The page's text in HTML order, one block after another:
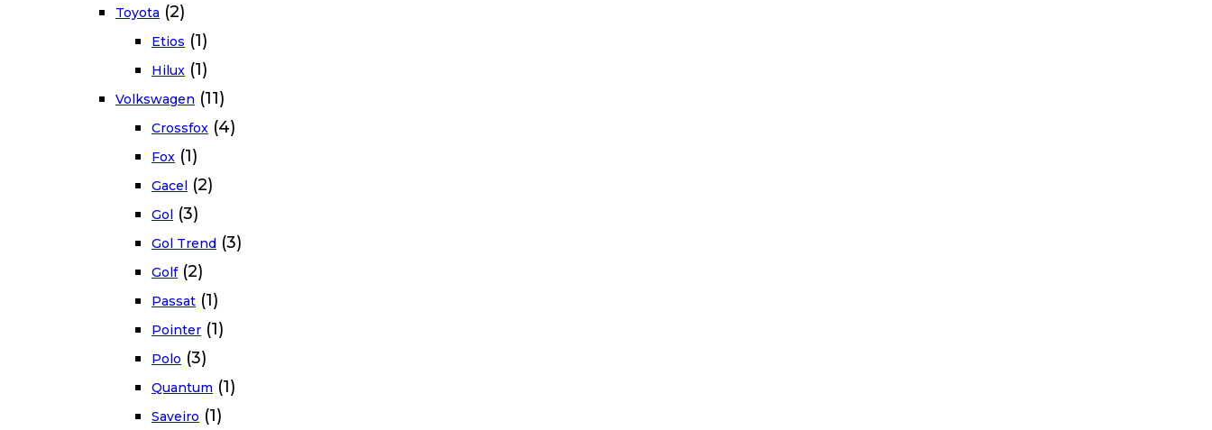
Toyota (2)
Etios (1)
Hilux (1)
Volkswagen (11)
Crossfox (4)
Fox (1)
Gacel (2)
Gol (3)
Gol Trend (3)
Golf (2)
Passat (1)
Pointer (1)
Polo (3)
Quantum (1)
Saveiro (1)